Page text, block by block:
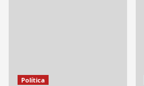
Política